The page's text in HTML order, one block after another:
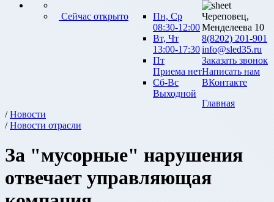
Сейчас открыто
Пн, Ср
08:30-12:00
Вт, Чт
13:00-17:30
Пт
Приема нет
Сб-Вс
Выходной
Череповец,
Менделеева 10
8(8202) 201-901
info@sled35.ru
Заказать звонок
Написать нам
ВКонтакте
Главная
/Новости
/Новости отрасли
За "мусорные" нарушения
отвечает управляющая